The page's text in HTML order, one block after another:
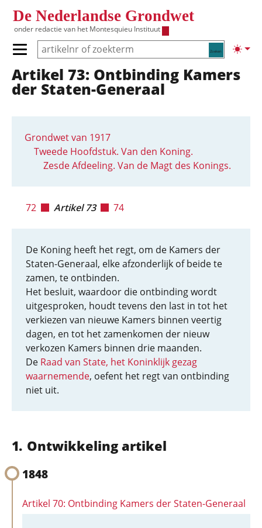
De Nederlandse Grondwet
onder redactie van het Montesquieu Instituut
Zoeken
Primair menu tonen/verbergen
Hoofdnavigatie
Artikel 73: Ontbinding Kamers
der Staten-Generaal
Grondwet van 1917
Tweede Hoofdstuk. Van den Koning.
Zesde Afdeeling. Van de Magt des Konings.
72 Artikel 73 74
De Koning heeft het regt, om de Kamers der
Staten-Generaal, elke afzonderlijk of beide te
zamen, te ontbinden.
Het besluit, waardoor die ontbinding wordt
uitgesproken, houdt tevens den last in tot het
verkiezen van nieuwe Kamers binnen veertig
dagen, en tot het zamenkomen der nieuw
verkozen Kamers binnen drie maanden.
De Raad van State, het Koninklijk gezag
waarnemende, oefent het regt van ontbinding
niet uit.
Ontwikkeling artikel
1848
Artikel 70: Ontbinding Kamers der Staten-Generaal